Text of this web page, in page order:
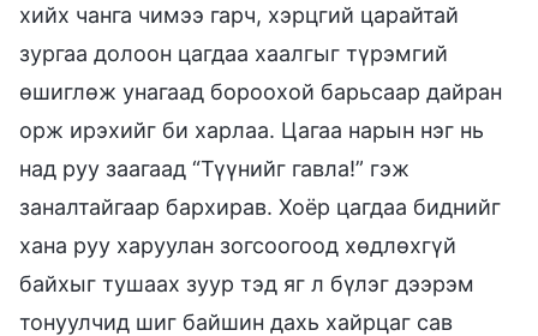
хийх чанга чимээ гарч, хэрцгий царайтай
зургаа долоон цагдаа хаалгыг түрэмгий
өшиглөж унагаад бороохой барьсаар дайран
орж ирэхийг би харлаа. Цагаа нарын нэг нь
над руу заагаад “Түүнийг гавла!” гэж
заналтайгаар бархирав. Хоёр цагдаа биднийг
хана руу харуулан зогсоогоод хөдлөхгүй
байхыг тушаах зуур тэд яг л бүлэг дээрэм
тонуулчид шиг байшин дахь хайрцаг сав